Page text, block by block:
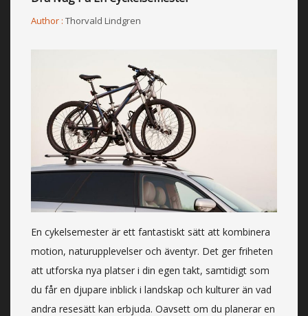
Author : Thorvald Lindgren
En cykelsemester är ett fantastiskt sätt att kombinera
motion, naturupplevelser och äventyr. Det ger friheten
att utforska nya platser i din egen takt, samtidigt som
du får en djupare inblick i landskap och kulturer än vad
andra resesätt kan erbjuda. Oavsett om du planerar en